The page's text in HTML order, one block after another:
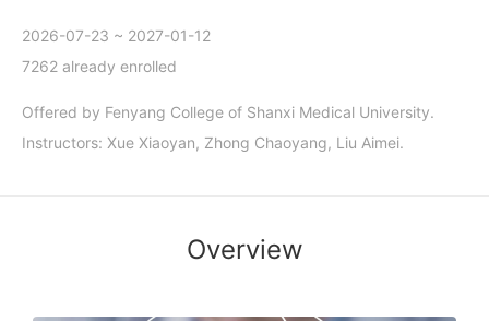
2026-07-23 ~ 2027-01-12
7262 already enrolled
Offered by Fenyang College of Shanxi Medical University.
Instructors: Xue Xiaoyan, Zhong Chaoyang, Liu Aimei.
Overview